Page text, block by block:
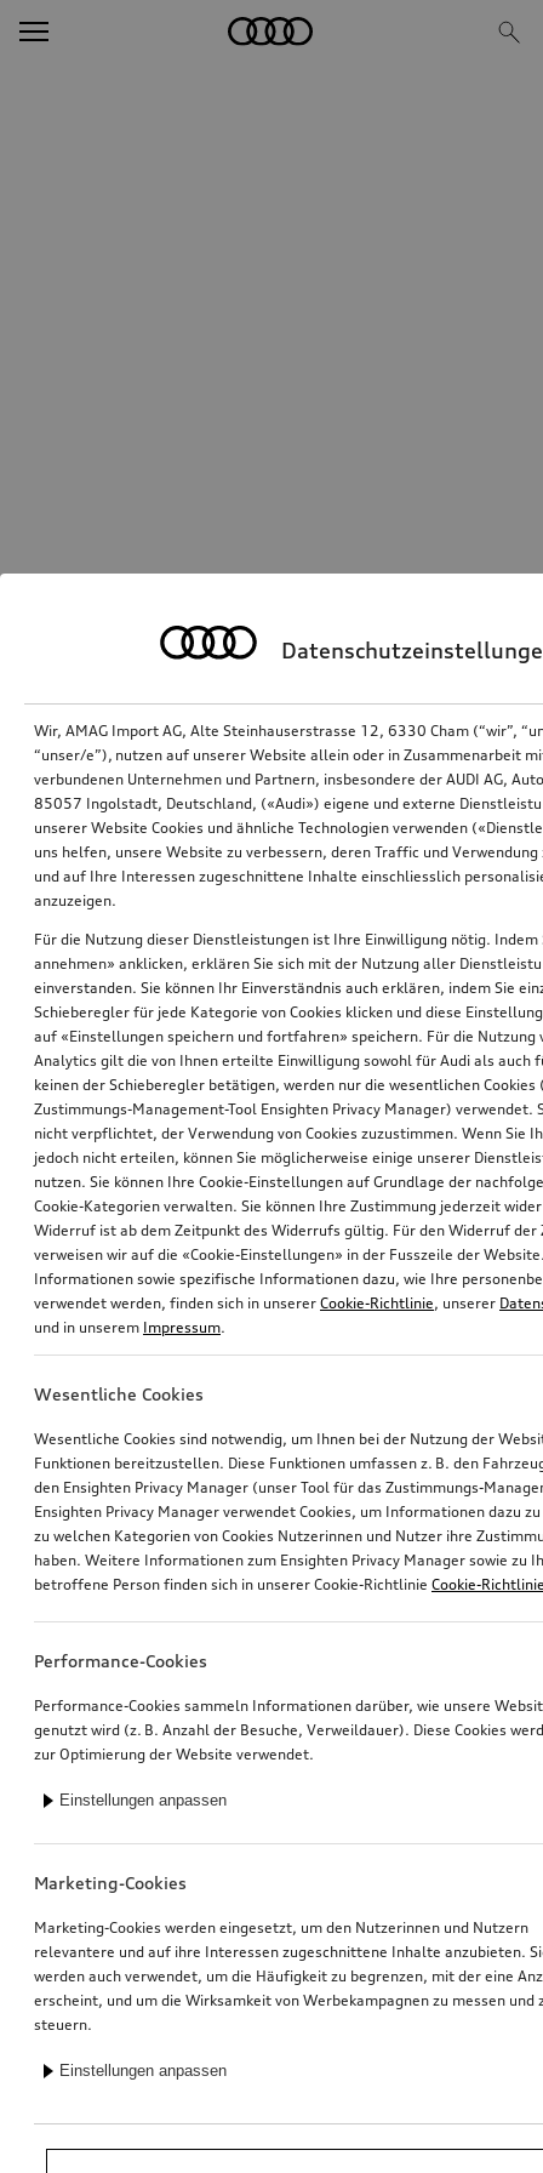
*Unverbindliche Preisempfehlung der Importeurin AMAG Import AG. Inkl.
gesetzlicher MwSt. Preise beim Audi Partner können abweichen; weitere
Wir, AMAG Import AG, Alte Steinhauserstrasse 12, 6330 Cham (“wir”,
“unser/e”), nutzen auf unserer Website allein oder in Zusammenarbeit
verbundenen Unternehmen und Partnern, insbesondere der AUDI AG,
85057 Ingolstadt, Deutschland, («Audi») eigene und externe
unserer Website Cookies und ähnliche Technologien verwenden
uns helfen, unsere Website zu verbessern, deren Traffic und Verwendung
und auf Ihre Interessen zugeschnittene Inhalte einschliesslich
anzuzeigen.
Für die Nutzung dieser Dienstleistungen ist Ihre Einwilligung nötig. Indem
annehmen» anklicken, erklären Sie sich mit der Nutzung aller
einverstanden. Sie können Ihr Einverständnis auch erklären, indem Sie
Schieberegler für jede Kategorie von Cookies klicken und diese
auf «Einstellungen speichern und fortfahren» speichern. Für die Nutzung
Analytics gilt die von Ihnen erteilte Einwilligung sowohl für Audi als auch
keinen der Schieberegler betätigen, werden nur die wesentlichen Cookies
Zustimmungs-Management-Tool Ensighten Privacy Manager) verwendet.
nicht verpflichtet, der Verwendung von Cookies zuzustimmen. Wenn Sie
jedoch nicht erteilen, können Sie möglicherweise einige unserer
nutzen. Sie können Ihre Cookie-Einstellungen auf Grundlage der
Cookie-Kategorien verwalten. Sie können Ihre Zustimmung jederzeit
Widerruf ist ab dem Zeitpunkt des Widerrufs gültig. Für den Widerruf der
verweisen wir auf die «Cookie-Einstellungen» in der Fusszeile der
Informationen sowie spezifische Informationen dazu, wie Ihre
verwendet werden, finden sich in unserer Cookie-Richtlinie, unserer
und in unserem Impressum.
Wesentliche Cookies
Wesentliche Cookies sind notwendig, um Ihnen bei der Nutzung der
Funktionen bereitzustellen. Diese Funktionen umfassen z. B. den
den Ensighten Privacy Manager (unser Tool für das Zustimmungs-
Ensighten Privacy Manager verwendet Cookies, um Informationen dazu
zu welchen Kategorien von Cookies Nutzerinnen und Nutzer ihre
haben. Weitere Informationen zum Ensighten Privacy Manager sowie zu
betroffene Person finden sich in unserer Cookie-Richtlinie Cookie-
Performance-Cookies
Performance-Cookies sammeln Informationen darüber, wie unsere
genutzt wird (z. B. Anzahl der Besuche, Verweildauer). Diese Cookies
zur Optimierung der Website verwendet.
Einstellungen anpassen
Marketing-Cookies
Marketing-Cookies werden eingesetzt, um den Nutzerinnen und Nutzern
relevantere und auf ihre Interessen zugeschnittene Inhalte anzubieten.
werden auch verwendet, um die Häufigkeit zu begrenzen, mit der eine
erscheint, und um die Wirksamkeit von Werbekampagnen zu messen und
steuern.
Einstellungen anpassen